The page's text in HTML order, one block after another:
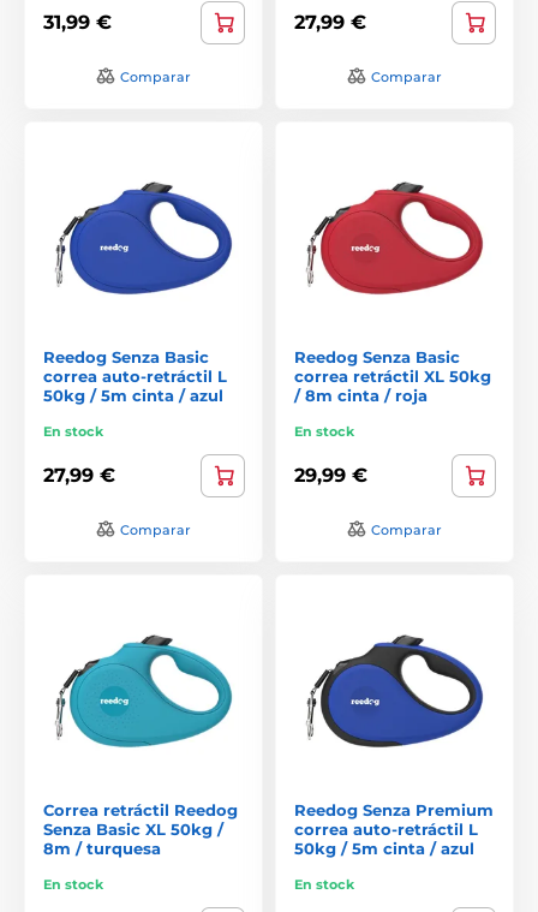
31,99 €
Comparar
27,99 €
Comparar
Reedog Senza Basic
correa auto-retráctil L
50kg / 5m cinta / azul
En stock
27,99 €
Comparar
Reedog Senza Basic
correa retráctil XL 50kg
/ 8m cinta / roja
En stock
29,99 €
Comparar
Correa retráctil Reedog
Senza Basic XL 50kg /
8m / turquesa
En stock
Reedog Senza Premium
correa auto-retráctil L
50kg / 5m cinta / azul
En stock